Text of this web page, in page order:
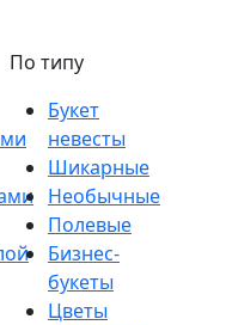
По типу
Букет
невесты
Шикарные
Необычные
Полевые
Бизнес-
букеты
Цветы